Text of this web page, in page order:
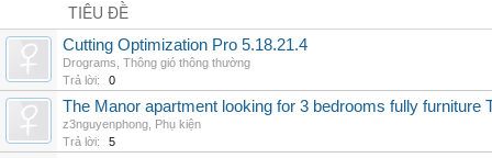
TIÊU ĐỀ
Cutting Optimization Pro 5.18.21.4
Drograms Thông gió thông thường
Trả lời:
0
The Manor apartment looking for 3 bedrooms fully furniture
z3nguyenphong Phụ kiện
Trả lời:
5